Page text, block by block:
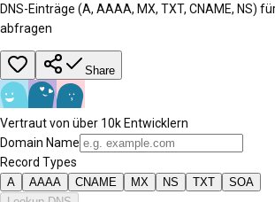
DNS-Einträge (A, AAAA, MX, TXT, CNAME, NS)
abfragen
Share
Vertraut von über 10k Entwicklern
Domain Name
Record Types
A AAAA CNAME MX NS TXT
SOA